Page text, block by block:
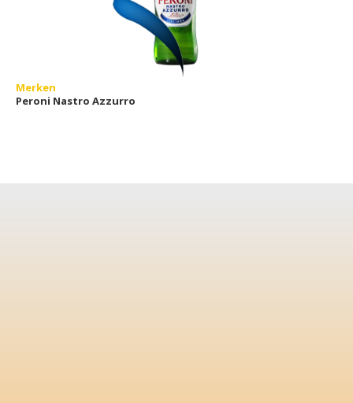
Merken
Peroni Nastro Azzurro